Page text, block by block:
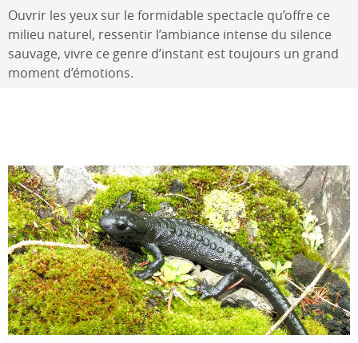
Ouvrir les yeux sur le formidable spectacle qu’offre ce
milieu naturel, ressentir l’ambiance intense du silence
sauvage, vivre ce genre d’instant est toujours un grand
moment d’émotions.